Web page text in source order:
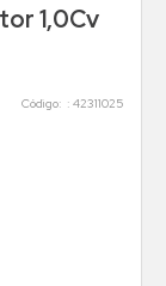
1,0Cv
: 42311025